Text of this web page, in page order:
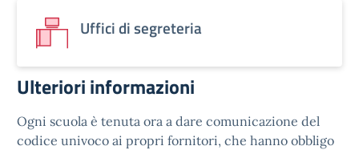
Uffici di segreteria
Ulteriori informazioni
Ogni scuola è tenuta ora a dare comunicazione del
codice univoco ai propri fornitori, che hanno obbligo